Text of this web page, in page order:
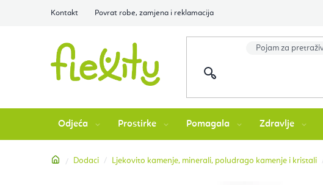
Kontakt Povrat robe, zamjena i reklamacija
Odjeća Prostirke Pomagala Zdravlje
Početna
Dodaci Ljekovito kamenje, minerali, poludrago kamenje i kristali